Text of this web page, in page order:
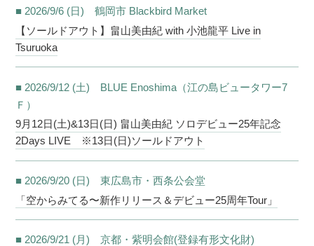
■ 2026/9/6 (日) 鶴岡市 Blackbird Market
【ソールドアウト】畠山美由紀 with 小池龍平 Live in
Tsuruoka
■ 2026/9/12 (土) BLUE Enoshima（江の島ビュータワー7
Ｆ）
9月12日(土)&13日(日) 畠山美由紀 ソロデビュー25年記念
2Days LIVE ※13日(日)ソールドアウト
■ 2026/9/20 (日) 東広島市・西条公会堂
「空からみてる〜新作リリース＆デビュー25周年Tour」
■ 2026/9/21 (月) 京都・紫明会館(登録有形文化財)